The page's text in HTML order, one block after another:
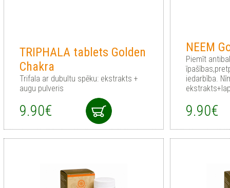
TRIPHALA tablets Golden
Chakra
Trifala ar dubultu spēku: ekstrakts +
augu pulveris
9.90€
NEEM
Piemīt
iedarbība.
9.90€